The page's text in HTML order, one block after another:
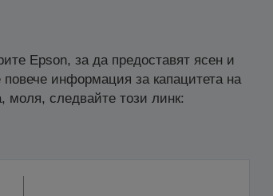
Epson, за да предоставят ясен и
информация за капацитета на
моля, следвайте този линк: